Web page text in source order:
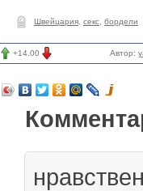
Швейцария секс бордели
+14.00 Автор: